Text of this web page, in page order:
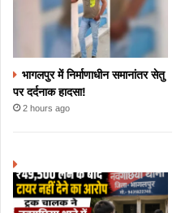
भागलपुर में निर्माणाधीन समानांतर सेतु
पर दर्दनाक हादसा!
2 hours ago